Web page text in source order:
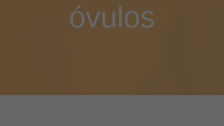
óvulos